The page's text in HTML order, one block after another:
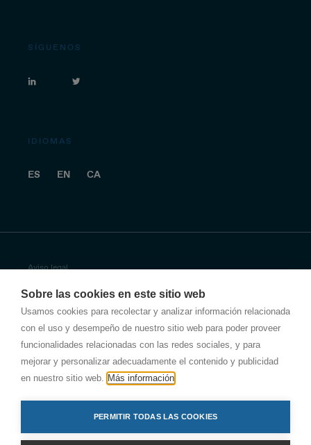
Sobre las cookies en este sitio web
Usamos cookies para recolectar y analizar información relacionada
con el uso y desempeño de nuestro sitio web para poder proveer
funcionalidades relacionadas con las redes sociales, y para
mejorar y personalizar adecuadamente el contenido y publicidad
en nuestro sitio web. Más información
PERMITIR TODAS LAS COOKIES
SÍGUENOS
IDIOMAS
ES EN CA
Aviso legal
Política de privacidad
Política de privacidad de Antala
Política de empresa